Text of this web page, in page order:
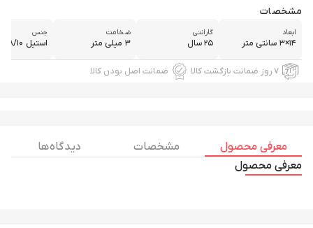
مشخصات
ابعاد
۱۴×۳ سانتی متر
گارانتی
۲۵ سال
ضخامت
۳ میلی متر
جنس
استیل ۱۸/۱۰
۷ روز ضمانت بازگشت کالا ضمانت اصل بودن کالا
معرفی محصول مشخصات
دیدگاه ها
معرفی محصول